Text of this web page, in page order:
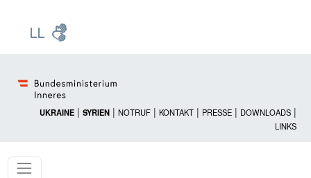
UKRAINE | SYRIEN | NOTRUF | KONTAKT | PRESSE | DOWNLOADS |
LINKS